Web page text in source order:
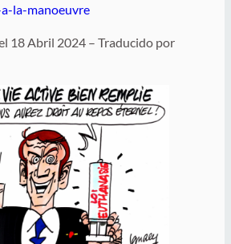
la-manoeuvre
18 Abril 2024 – Traducido por